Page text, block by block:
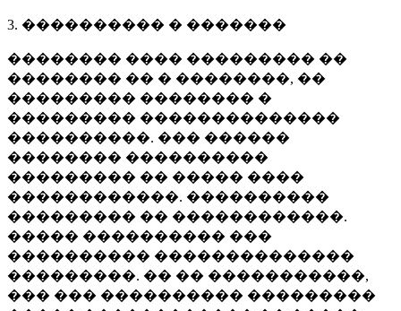
3. ���������� � �������
�������� ���� ��������� ��
�������� �� � ��������, ��
��������� �������� �
��������� ��������������
����������. ��� ������
�������� ����������
��������� �� ����� ����
������������. ����������
��������� �� ������������.
����� ���������� ���
���������� ��������������
���������. �� �� �����������,
��� ��� ���������� ���������